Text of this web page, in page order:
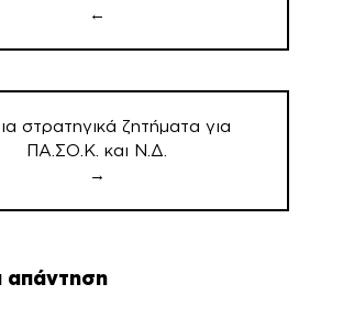
←
στρατηγικά ζητήματα για
ΠΑ.ΣΟ.Κ. και Ν.Δ.
→
απάντηση